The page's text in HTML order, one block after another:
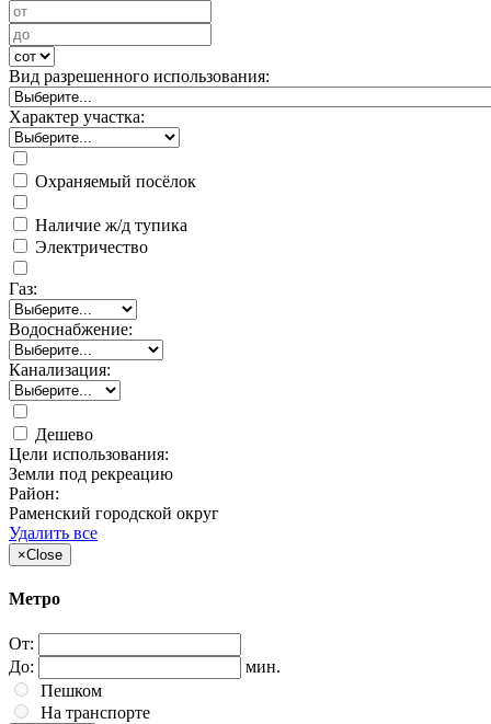
Вид разрешенного использования:
Характер участка:
Охраняемый посёлок
Наличие ж/д тупика
Электричество
Газ:
Водоснабжение:
Канализация:
Дешево
Цели использования:
Земли под рекреацию
Район:
Раменский городской округ
Удалить все
×Close
Метро
От:
До:
мин.
Пешком
На транспорте